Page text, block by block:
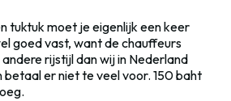
tuktuk moet je eigenlijk een keer
goed vast, want de chauffeurs
rijstijl dan wij in Nederland
betaal er niet te veel voor. 150 baht